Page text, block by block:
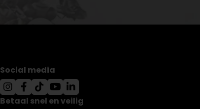
Social media
Betaal snel en veilig